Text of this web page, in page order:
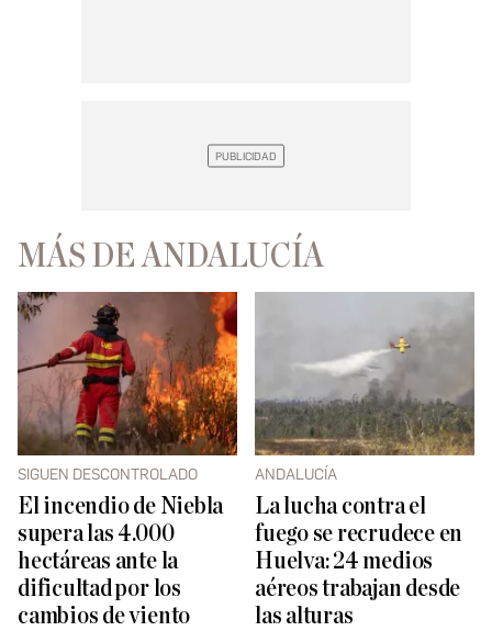
MÁS DE ANDALUCÍA
SIGUEN DESCONTROLADO
El incendio de Niebla
supera las 4.000
hectáreas ante la
dificultad por los
cambios de viento
ANDALUCÍA
La lucha contra el
fuego se recrudece en
Huelva: 24 medios
aéreos trabajan desde
las alturas